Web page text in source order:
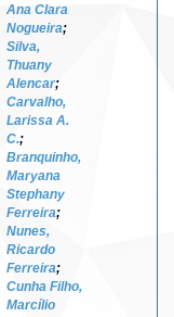
Ana Clara
Nogueira;
Silva,
Thuany
Alencar;
Carvalho,
Larissa A.
C.;
Branquinho,
Maryana
Stephany
Ferreira;
Nunes,
Ricardo
Ferreira;
Cunha Filho,
Marcílio